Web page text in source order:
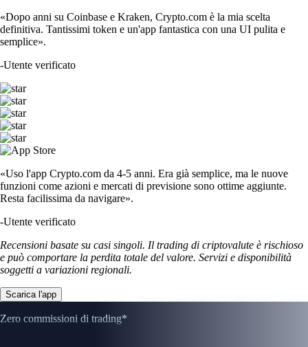
«Dopo anni su Coinbase e Kraken, Crypto.com è la mia scelta
definitiva. Tantissimi token e un'app fantastica con una UI pulita e
semplice».
-Utente verificato
«Uso l'app Crypto.com da 4-5 anni. Era già semplice, ma le nuove
funzioni come azioni e mercati di previsione sono ottime aggiunte.
Resta facilissima da navigare».
-Utente verificato
Recensioni basate su casi singoli. Il trading di criptovalute è rischioso
e può comportare la perdita totale del valore. Servizi e disponibilità
soggetti a variazioni regionali.
Scarica l'app
Zero commissioni di trading*